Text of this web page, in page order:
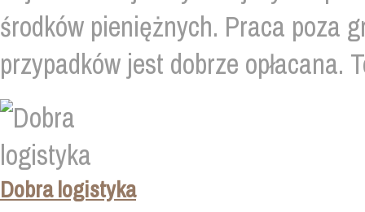
środków pieniężnych. Praca poza
przypadków jest dobrze opłacana.
Dobra logistyka